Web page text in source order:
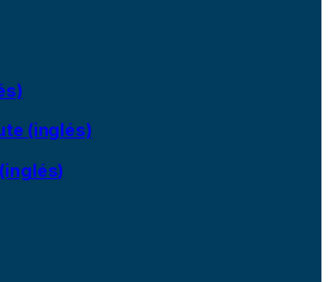
(inglés)